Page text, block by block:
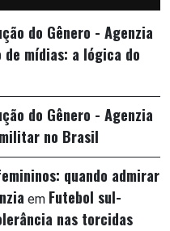
do Gênero - Agenzia
de mídias: a lógica do
do Gênero - Agenzia
no Brasil
quando admirar
em Futebol sul-
nas torcidas